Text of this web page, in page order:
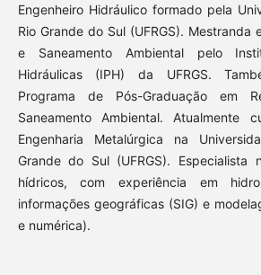
Engenheiro Hidráulico formado pela
Rio Grande do Sul (UFRGS). Mestranda
e Saneamento Ambiental pelo
Hidráulicas (IPH) da UFRGS.
Programa de Pós-Graduação em
Saneamento Ambiental. Atualmente
Engenharia Metalúrgica na
Grande do Sul (UFRGS). Especialista
hídricos, com experiência em
informações geográficas (SIG) e
e numérica).